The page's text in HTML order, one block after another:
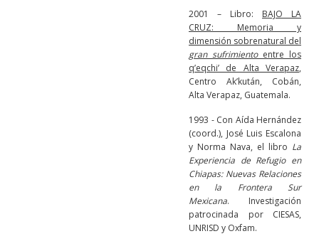
2001 – Libro: BAJO LA
CRUZ: Memoria y
dimensión sobrenatural del
gran sufrimientoentre los
q’eqchi’ de Alta Verapaz,
Centro Ak’kután, Cobán,
Alta Verapaz, Guatemala.
1993 - Con Aída Hernández
(coord.), José Luis Escalona
y Norma Nava, el libro La
Experiencia de Refugio en
Chiapas: Nuevas Relaciones
en la Frontera Sur
Mexicana. Investigación
patrocinada por CIESAS,
UNRISD y Oxfam.